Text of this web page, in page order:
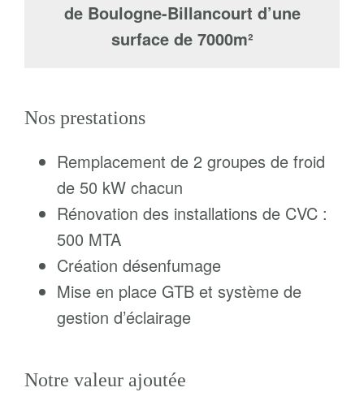
de Boulogne-Billancourt d’une
surface de 7000m²
Nos prestations
Remplacement de 2 groupes de froid
de 50 kW chacun
Rénovation des installations de CVC :
500 MTA
Création désenfumage
Mise en place GTB et système de
gestion d’éclairage
Notre valeur ajoutée